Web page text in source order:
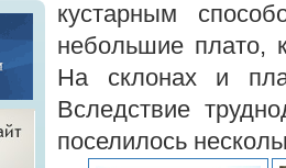
кустарным
небольшие плато,
На склонах и
Вследствие
поселилось